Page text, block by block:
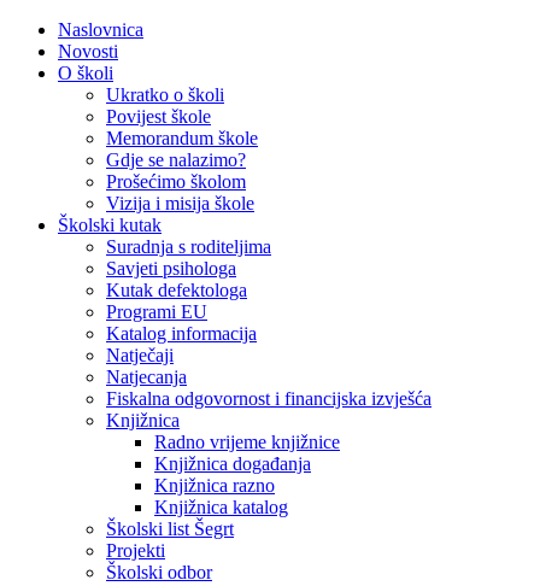
Naslovnica
Novosti
O školi
Ukratko o školi
Povijest škole
Memorandum škole
Gdje se nalazimo?
Prošećimo školom
Vizija i misija škole
Školski kutak
Suradnja s roditeljima
Savjeti psihologa
Kutak defektologa
Programi EU
Katalog informacija
Natječaji
Natjecanja
Fiskalna odgovornost i financijska izvješća
Knjižnica
Radno vrijeme knjižnice
Knjižnica događanja
Knjižnica razno
Knjižnica katalog
Školski list Šegrt
Projekti
Školski odbor